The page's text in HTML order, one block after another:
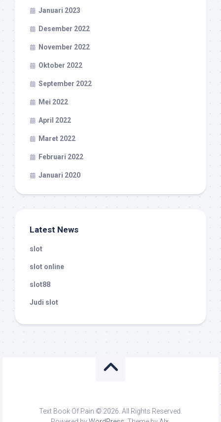
Januari 2023
Desember 2022
November 2022
Oktober 2022
September 2022
Mei 2022
April 2022
Maret 2022
Februari 2022
Januari 2020
Latest News
slot
slot online
slot88
Judi slot
Text Book Of Pain © 2026. All Rights Reserved.